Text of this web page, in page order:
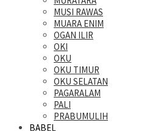
MUSI RAWAS
MUARA ENIM
OGAN ILIR
OKI
OKU
OKU TIMUR
OKU SELATAN
PAGARALAM
PALI
PRABUMULIH
BABEL